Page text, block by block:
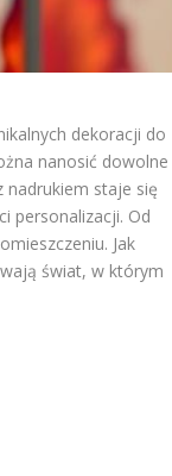
dekoracji do
nanosić dowolne
nadrukiem staje się
personalizacji. Od
Jak
świat, w którym